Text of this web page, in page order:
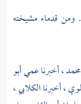
قدماء مشيخته
، أخبرنا عميأبو
، أخبرناالكلابي،